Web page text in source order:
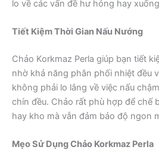
lo về các vấn đề hư hỏng hay
Tiết Kiệm Thời Gian Nấu Nướng
Chảo Korkmaz Perla giúp bạn tiết
nhờ khả năng phân phối nhiệt đều
không phải lo lắng về việc nấu
chín đều. Chảo rất phù hợp để chế
hay kho mà vẫn đảm bảo độ ngon
Mẹo Sử Dụng Chảo Korkmaz Perla